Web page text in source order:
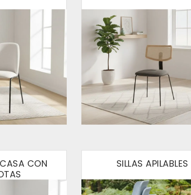
CON
SILLAS APILABLES